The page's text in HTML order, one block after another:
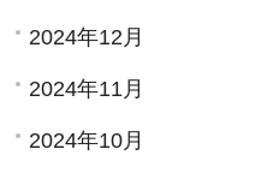
2024年12月
2024年11月
2024年10月